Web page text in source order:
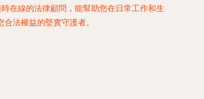
在線的法律顧問，能幫助您在日常工作和生
法權益的堅實守護者。